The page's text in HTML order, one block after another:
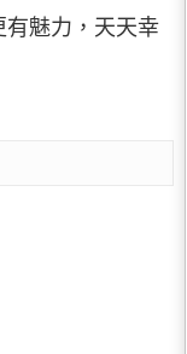
魅力，天天幸